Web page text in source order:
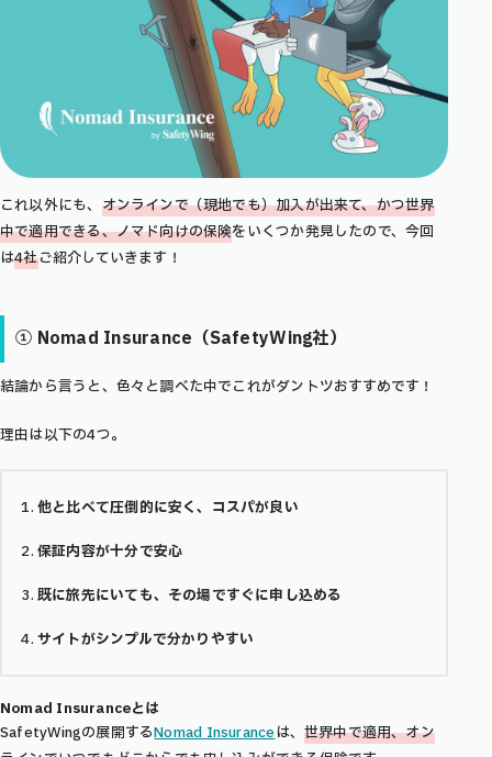
これ以外にも、 オンラインで（現地でも）加入が出来て、かつ世界
中で適用できる、ノマド向けの保険をいくつか発見したので、今回
は4社ご紹介していきます！
① Nomad Insurance（SafetyWing社）
結論から言うと、色々と調べた中でこれがダントツおすすめです！
理由は以下の4つ。
他と比べて圧倒的に安く、コスパが良い
保証内容が十分で安心
既に旅先にいても、その場ですぐに申し込める
サイトがシンプルで分かりやすい
Nomad Insuranceとは
SafetyWingの展開するNomad Insuranceは、 世界中で適用、オン